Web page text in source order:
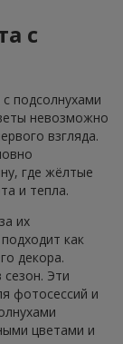
с
подсолнухами
невозможно
взгляда.
где жёлтые
и тепла.
их
как
декора.
Эти
фотосессий и
цветами и